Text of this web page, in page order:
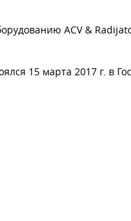
ACV &
15 марта 2017 г. в